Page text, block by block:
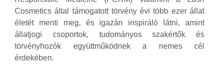
Cosmetics által támogatott törvény évi több ezer állat
életét menti meg, és igazán inspiráló látni, amint
állatjogi csoportok, tudományos szakértők és
törvényhozók együttműködnek a nemes cél
érdekében.